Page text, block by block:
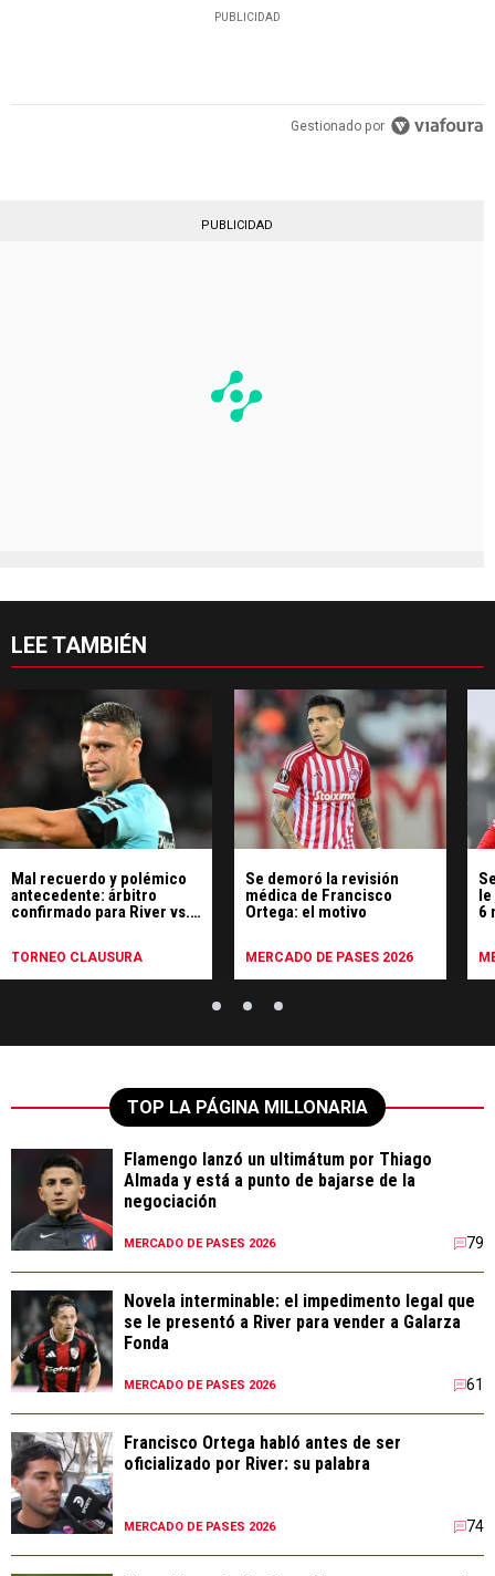
PUBLICIDAD
Gestionado por
PUBLICIDAD
LEE TAMBIÉN
Mal recuerdo y polémico
antecedente: árbitro
confirmado para River vs.
TORNEO CLAUSURA
Se demoró la revisión
médica de Francisco
Ortega: el motivo
MERCADO DE PASES 2026
le
6
TOP LA PÁGINA MILLONARIA
Flamengo lanzó un ultimátum por Thiago
Almada y está a punto de bajarse de la
negociación
MERCADO DE PASES 2026 79
Novela interminable: el impedimento legal que
se le presentó a River para vender a Galarza
Fonda
MERCADO DE PASES 2026 61
Francisco Ortega habló antes de ser
oficializado por River: su palabra
MERCADO DE PASES 2026 74